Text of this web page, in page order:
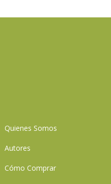
Quienes Somos
Autores
Cómo Comprar